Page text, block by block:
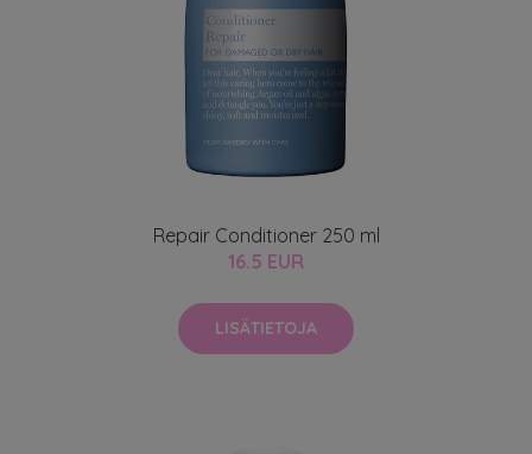
Repair Conditioner 250 ml
16.5 EUR
LISÄTIETOJA